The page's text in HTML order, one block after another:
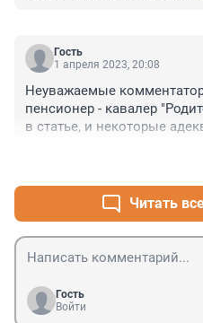
Гость
1 апреля 2023, 20:08
Неуважаемые
пенсионер - кавалер
в статье, и некоторые
всяко не два года,
А причин выйти на
военная пенсия,
предпенсионного
потере работы вместо
наконец, это может быть
не страховая.
Читать
Гость
Войти